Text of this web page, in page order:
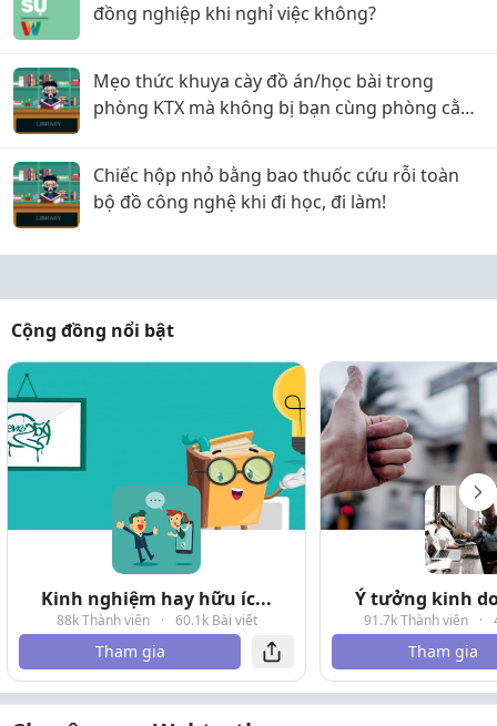
đồng nghiệp khi nghỉ việc không?
Mẹo thức khuya cày đồ án/học bài trong
phòng KTX mà không bị bạn cùng phòng cằn
Chiếc hộp nhỏ bằng bao thuốc cứu rỗi toàn
bộ đồ công nghệ khi đi học, đi làm!
Cộng đồng nổi bật
Kinh nghiệm hay hữu íc...
88k Thành viên · 60.1k Bài viết
Tham gia
Ý tưởng kinh
91.7k Thành viên ·
Tham gia